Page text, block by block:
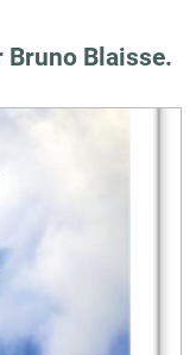
Bruno Blaisse.